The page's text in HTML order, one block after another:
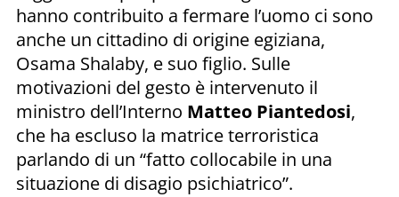
hanno contribuito a fermare l’uomo ci sono
anche un cittadino di origine egiziana,
Osama Shalaby, e suo figlio. Sulle
motivazioni del gesto è intervenuto il
ministro dell’Interno Matteo Piantedosi,
che ha escluso la matrice terroristica
parlando di un “fatto collocabile in una
situazione di disagio psichiatrico”.